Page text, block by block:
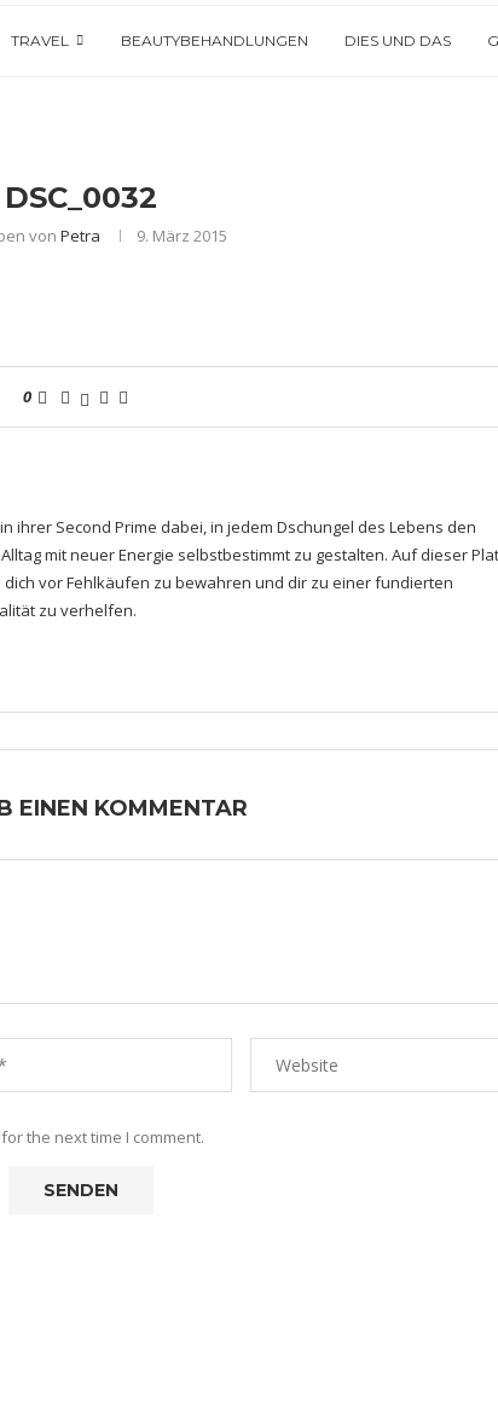
TRAVEL BEAUTYBEHANDLUNGEN DIES UND DAS
DSC_0032
vonPetra 9. März 2015
0
ihrer Second Prime dabei, in jedem Dschungel des Lebens den
mit neuer Energie selbstbestimmt zu gestalten. Auf dieser
vor Fehlkäufen zu bewahren und dir zu einer fundierten
zu verhelfen.
EINEN KOMMENTAR
the next time I comment.